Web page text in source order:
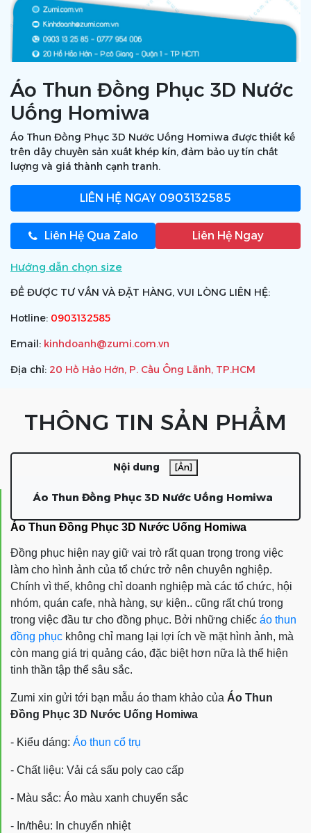
Áo Thun Đồng Phục 3D Nước
Uống Homiwa
Áo Thun Đồng Phục 3D Nước Uống Homiwa được thiết kế
trên dây chuyền sản xuất khép kín, đảm bảo uy tín chất
lượng và giá thành cạnh tranh.
LIÊN HỆ NGAY 0903132585
Liên Hệ Qua Zalo Liên Hệ Ngay
Hướng dẫn chọn size
ĐỂ ĐƯỢC TƯ VẤN VÀ ĐẶT HÀNG, VUI LÒNG LIÊN HỆ:
Hotline: 0903132585
Email: kinhdoanh@zumi.com.vn
Địa chỉ: 20 Hồ Hảo Hớn, P. Cầu Ông Lãnh, TP.HCM
THÔNG TIN SẢN PHẨM
Nội dung [Ẩn]
Áo Thun Đồng Phục 3D Nước Uống Homiwa
Áo Thun Đồng Phục 3D Nước Uống Homiwa
Đồng phục hiện nay giữ vai trò rất quan trọng trong việc
làm cho hình ảnh của tổ chức trở nên chuyên nghiệp.
Chính vì thế, không chỉ doanh nghiệp mà các tổ chức, hội
nhóm, quán cafe, nhà hàng, sự kiện.. cũng rất chú trong
trong việc đầu tư cho đồng phục. Bởi những chiếc áo thun
đồng phục không chỉ mang lại lợi ích về mặt hình ảnh, mà
còn mang giá trị quảng cáo, đặc biệt hơn nữa là thể hiện
tinh thần tập thể sâu sắc.
Zumi xin gửi tới bạn mẫu áo tham khảo của Áo Thun
Đồng Phục 3D Nước Uống Homiwa
- Kiểu dáng: Áo thun cổ trụ
- Chất liệu: Vải cá sấu poly cao cấp
- Màu sắc: Áo màu xanh chuyển sắc
- In/thêu: In chuyển nhiệt